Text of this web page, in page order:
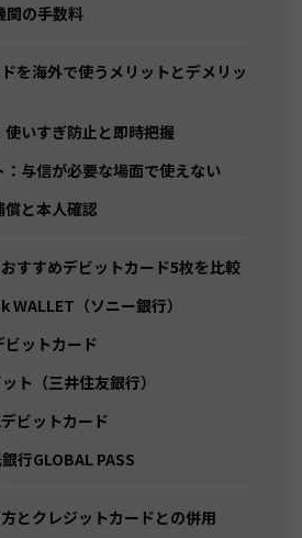
関の手数料
を海外で使うメリットとデメリッ
使いすぎ防止と即時把握
：与信が必要な場面で使えない
償と本人確認
すすめデビットカード5枚を比較
WALLET（ソニー銀行）
ビットカード
ト（三井住友銀行）
ビットカード
行GLOBAL PASS
とクレジットカードとの併用